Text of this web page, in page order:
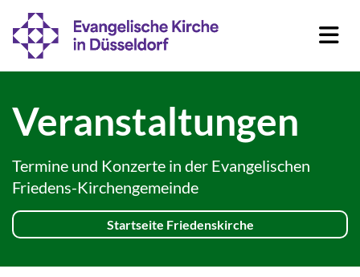
Veranstaltungen
Termine und Konzerte in der Evangelischen
Friedens-Kirchengemeinde
Startseite Friedenskirche